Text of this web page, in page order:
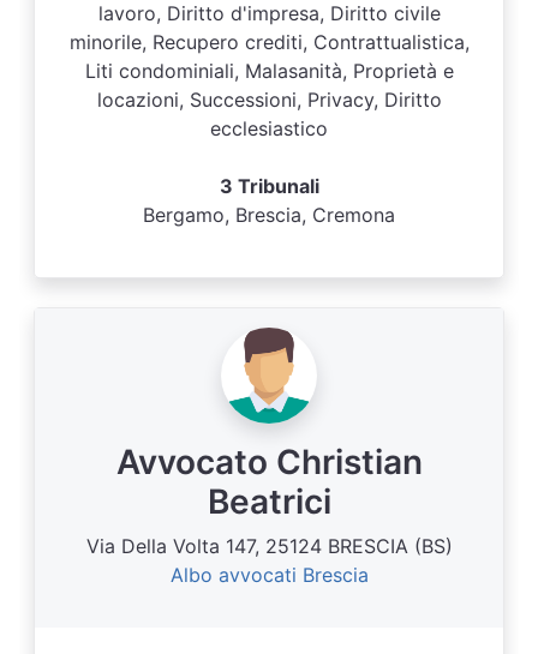
lavoro, Diritto d'impresa, Diritto civile
minorile, Recupero crediti, Contrattualistica,
Liti condominiali, Malasanità, Proprietà e
locazioni, Successioni, Privacy, Diritto
ecclesiastico
3 Tribunali
Bergamo, Brescia, Cremona
Avvocato Christian
Beatrici
Via Della Volta 147, 25124 BRESCIA (BS)
Albo avvocati Brescia